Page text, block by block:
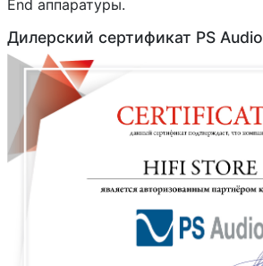
End аппаратуры.
Дилерский сертификат PS Audio